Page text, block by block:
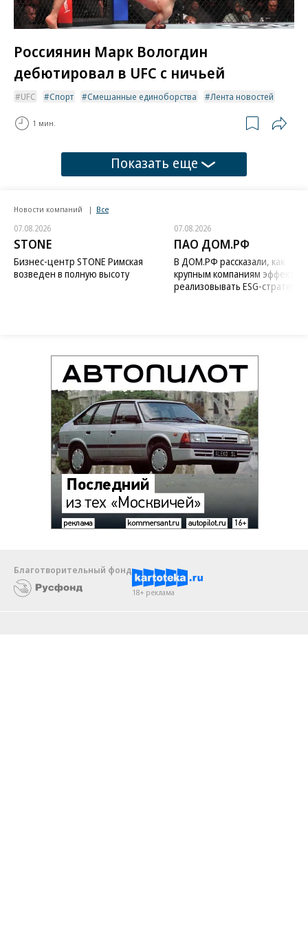
Россиянин Марк Вологдин
дебютировал в UFC с ничьей
UFC Спорт Смешанные единоборства Лента новостей
1 мин.
Показать еще
Новости компаний Все
07.08.2026
STONE
Бизнес-центр STONE Римская
возведен в полную высоту
07.08.2026
ПАО ДОМ.РФ
В ДОМ.РФ рассказали, как
крупным компаниям
реализовывать ESG-стратегию
Благотворительный фонд
18+ реклама